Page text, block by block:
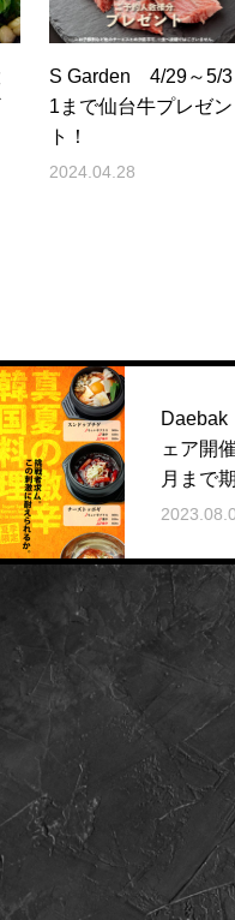
S Garden 4/29～5/3
1まで仙台牛プレゼン
ト！
2024.04.28
Daebak 真夏の激辛フ
ェア開催中 2023.8～9
月まで期間限定
2023.08.01